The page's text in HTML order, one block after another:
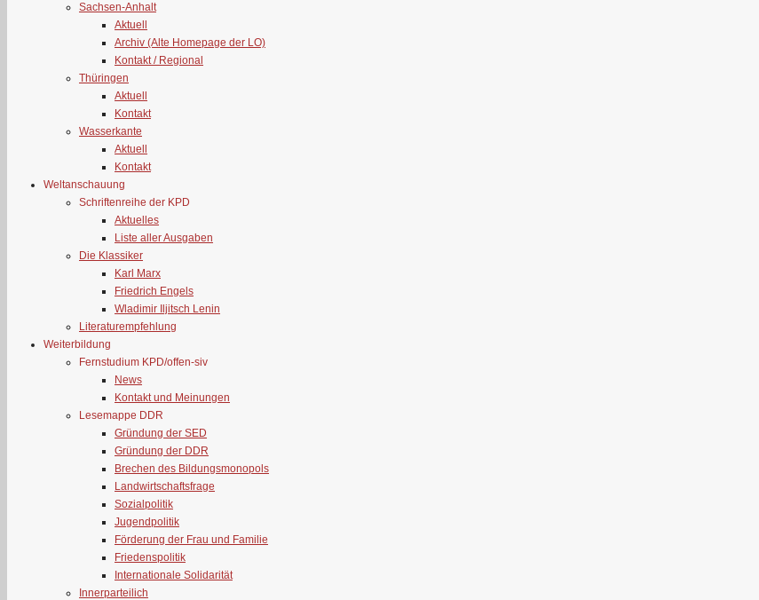
Sachsen-Anhalt
Aktuell
Archiv (Alte Homepage der LO)
Kontakt / Regional
Thüringen
Aktuell
Kontakt
Wasserkante
Aktuell
Kontakt
Weltanschauung
Schriftenreihe der KPD
Aktuelles
Liste aller Ausgaben
Die Klassiker
Karl Marx
Friedrich Engels
Wladimir Iljitsch Lenin
Literaturempfehlung
Weiterbildung
Fernstudium KPD/offen-siv
News
Kontakt und Meinungen
Lesemappe DDR
Gründung der SED
Gründung der DDR
Brechen des Bildungsmonopols
Landwirtschaftsfrage
Sozialpolitik
Jugendpolitik
Förderung der Frau und Familie
Friedenspolitik
Internationale Solidarität
Innerparteilich